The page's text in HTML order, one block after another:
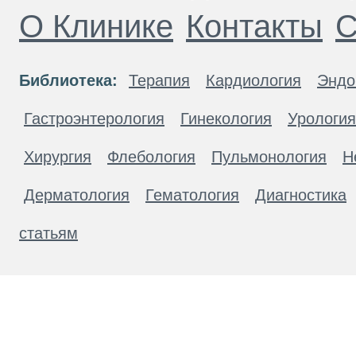
О Клинике Контакты
Библиотека: Терапия Кардиология
Гастроэнтерология Гинекология Урология
Хирургия Флебология Пульмонология
Дерматология Гематология Диагностика
статьям